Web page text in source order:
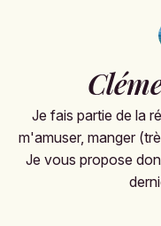
Je fais partie de la
m'amuser, manger
Je vous propose